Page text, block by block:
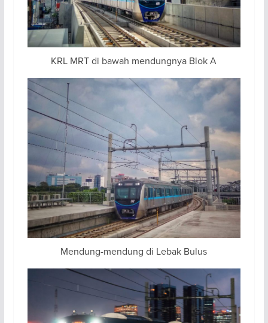
KRL MRT di bawah mendungnya Blok A
Mendung-mendung di Lebak Bulus